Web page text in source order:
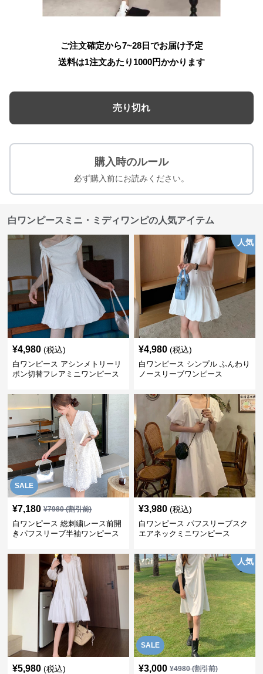
ご注文確定から7~28日でお届け予定
送料は1注文あたり 1000円かかります
売り切れ
購入時のルール
必ず購入前にお読みください。
白ワンピースミニ・ミディワンピの人気アイテム
¥4,980 (税込)
白ワンピース アシンメトリーリ
ボン切替フレアミニワンピース
人気
¥4,980 (税込)
白ワンピース シンプル ふんわり
ノースリーブワンピース
SALE
¥7,180 ¥7980(割引前)
白ワンピース 総刺繍レース前開
きパフスリーブ半袖ワンピース
¥3,980 (税込)
白ワンピース パフスリーブスク
エアネックミニワンピース
¥5,980 (税込)
SALE
人気
¥3,000 ¥4980(割引前)